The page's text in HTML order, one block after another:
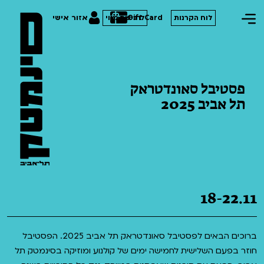
Gift Card אזור אישי לוח הקרנות לרכישת מנוי
הסרטים שלנו
סרט פלוס
לילדים ולכל המשפחה
הקרנות על פופים
במראה הישראלית
מחווה לג'ון קסאווטס
קורסים
ההזמנות שלי
פסטיבל סאונדטראק
תל אביב 2025
18-22.11
ברוכים הבאים לפסטיבל סאונדטראק תל אביב 2025. הפסטיבל
חוזר בפעם השלישית לחמישה ימים של קולנוע ומוזיקה בסינמטק תל